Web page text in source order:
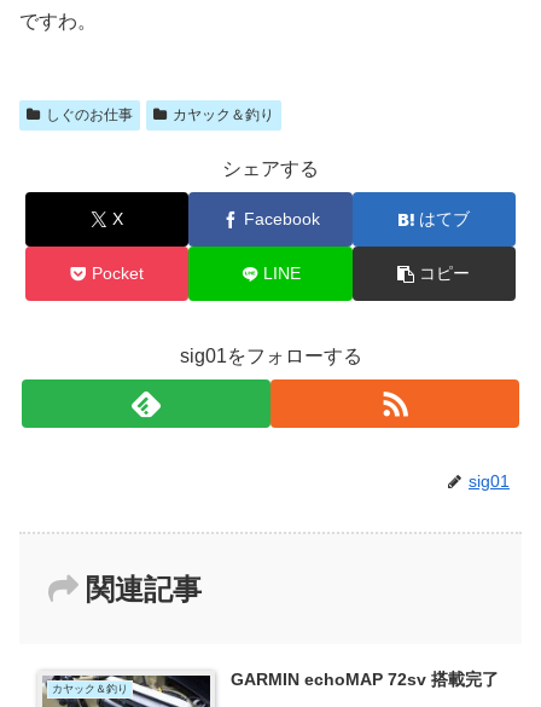
ですわ。
しぐのお仕事 カヤック＆釣り
シェアする
X Facebook はてブ
Pocket LINE コピー
sig01をフォローする
sig01
関連記事
カヤック＆釣り GARMIN echoMAP 72sv 搭載完了